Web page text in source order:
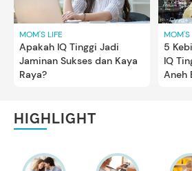
MOM'S LIFE
Apakah IQ Tinggi Jadi
Jaminan Sukses dan Kaya
Raya?
MOM'S
5
IQ
Aneh
HIGHLIGHT